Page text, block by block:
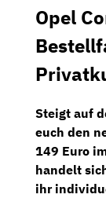
Opel
Steigt auf
euch den
149 Euro
handelt
ihr